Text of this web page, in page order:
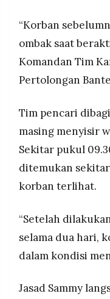
RESOLUSI
PRAMUDITA
“Korban
ombak saat
Komandan Tim
Pertolongan
Tim pencari
masing menyisir
Sekitar pukul
ditemukan
korban terlihat.
“Setelah
selama dua hari,
dalam kondisi
Jasad Sammy